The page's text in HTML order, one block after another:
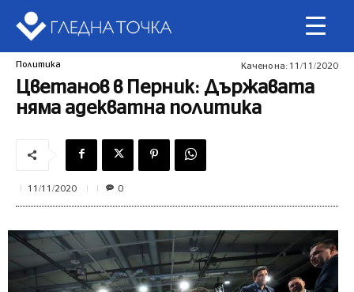
Политика Качено на: 11/11/2020
Цветанов в Перник: Държавата
няма адекватна политика
11/11/2020 0